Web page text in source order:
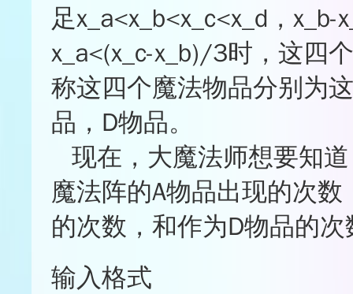
足x_a<x_b<x_c<x_d，
x_a<(x_c-x_b)/3时，这四
称这四个魔法物品分别为
品，D物品。
现在，大魔法师想要知
魔法阵的A物品出现的次
的次数，和作为D物品的次
输入格式